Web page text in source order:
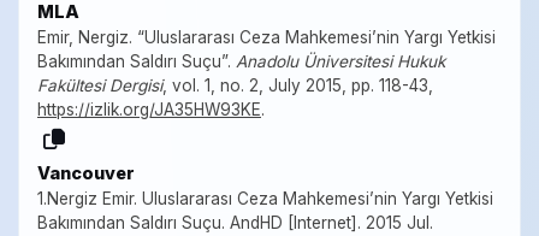
MLA
Emir, Nergiz. “Uluslararası Ceza Mahkemesi’nin Yargı Yetkisi
Bakımından Saldırı Suçu”. Anadolu Üniversitesi Hukuk
Fakültesi Dergisi, vol. 1, no. 2, July 2015, pp. 118-43,
https://izlik.org/JA35HW93KE.
Vancouver
1.Nergiz Emir. Uluslararası Ceza Mahkemesi’nin Yargı Yetkisi
Bakımından Saldırı Suçu. AndHD [Internet]. 2015 Jul.